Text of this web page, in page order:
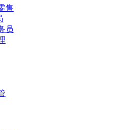
售
员